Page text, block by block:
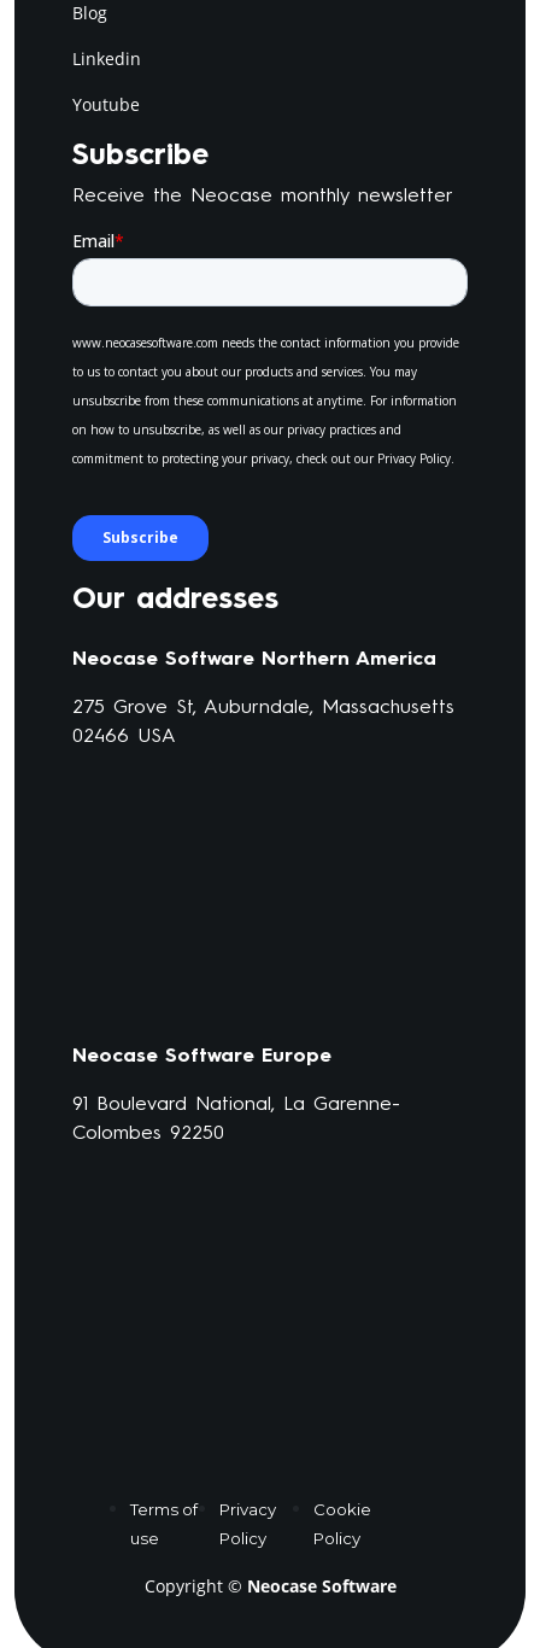
Blog
Linkedin
Youtube
Subscribe
Receive the Neocase monthly newsletter
Our addresses
Neocase Software Northern America
275 Grove St, Auburndale, Massachusetts
02466 USA
Neocase Software Europe
91 Boulevard National, La Garenne-
Colombes 92250
Terms of
use
Privacy
Policy
Cookie
Policy
Copyright © Neocase Software